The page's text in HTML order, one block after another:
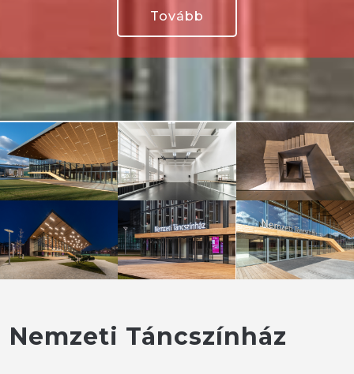
Tovább
Nemzeti Táncszínház